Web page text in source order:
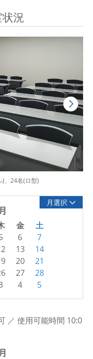
況
)、24名(ロ型)
月選択
金 土
6
7
13
14
20
21
27
28
4 5
／ 使用可能時間 10:0